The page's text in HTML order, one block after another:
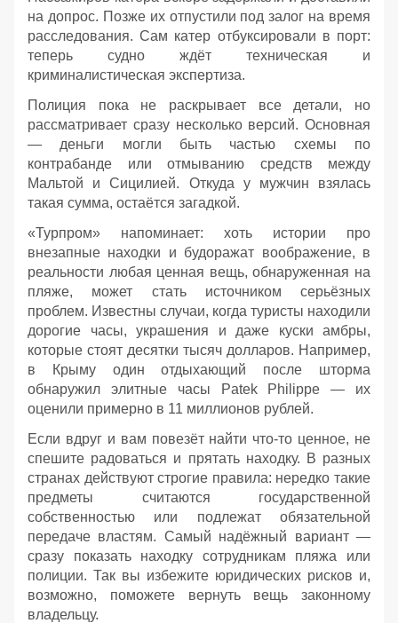
на допрос. Позже их отпустили под залог на время
расследования. Сам катер отбуксировали в порт:
теперь судно ждёт техническая и
криминалистическая экспертиза.
Полиция пока не раскрывает все детали, но
рассматривает сразу несколько версий. Основная
— деньги могли быть частью схемы по
контрабанде или отмыванию средств между
Мальтой и Сицилией. Откуда у мужчин взялась
такая сумма, остаётся загадкой.
«Турпром» напоминает: хоть истории про
внезапные находки и будоражат воображение, в
реальности любая ценная вещь, обнаруженная на
пляже, может стать источником серьёзных
проблем. Известны случаи, когда туристы находили
дорогие часы, украшения и даже куски амбры,
которые стоят десятки тысяч долларов. Например,
в Крыму один отдыхающий после шторма
обнаружил элитные часы Patek Philippe — их
оценили примерно в 11 миллионов рублей.
Если вдруг и вам повезёт найти что‑то ценное, не
спешите радоваться и прятать находку. В разных
странах действуют строгие правила: нередко такие
предметы считаются государственной
собственностью или подлежат обязательной
передаче властям. Самый надёжный вариант —
сразу показать находку сотрудникам пляжа или
полиции. Так вы избежите юридических рисков и,
возможно, поможете вернуть вещь законному
владельцу.